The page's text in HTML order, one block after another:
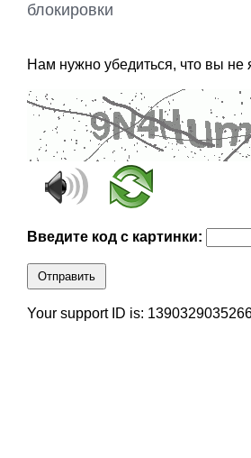
блокировки
Нам нужно убедиться, что вы не
Введите код с картинки:
Отправить
Your support ID is: